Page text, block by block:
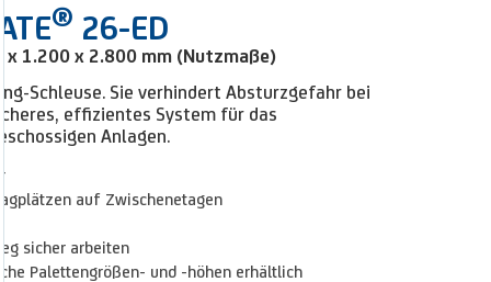
® 26-ED
x 1.200 x 2.800 mm (Nutzmaße)
Schleuse. Sie verhindert Absturzgefahr bei
effizientes System für das
Anlagen.
auf Zwischenetagen
sicher arbeiten
Palettengrößen- und -höhen erhältlich